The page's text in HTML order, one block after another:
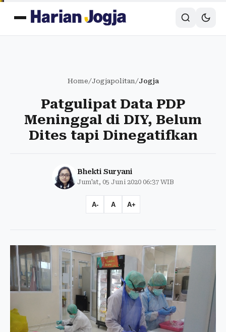
Home/Jogjapolitan/Jogja
Patgulipat Data PDP
Meninggal di DIY, Belum
Dites tapi Dinegatifkan
Bhekti Suryani
Jum'at, 05 Juni 2020 06:37 WIB
A- A A+